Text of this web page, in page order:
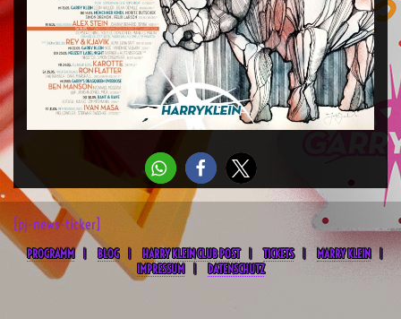
[pj-news-ticker]
PROGRAMM BLOG HARRY KLEIN CLUB POST TICKETS
MARRY KLEIN
IMPRESSUM
DATENSCHUTZ